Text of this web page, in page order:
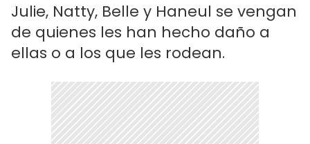
Julie, Natty, Belle y Haneul se vengan
de quienes les han hecho daño a
ellas o a los que les rodean.